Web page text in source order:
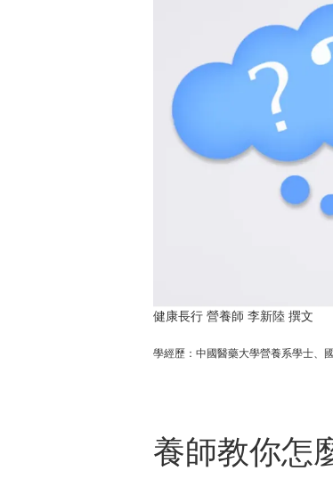
健康長行 營養師 李新陸 撰文
學經歷：中國醫藥大學營養系學士、
益生菌
養師教你怎